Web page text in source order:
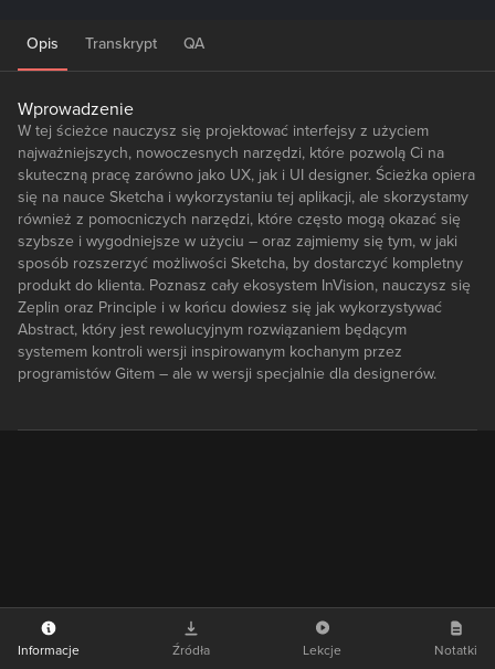
Opis Transkrypt QA
Wprowadzenie
W tej ścieżce nauczysz się projektować interfejsy z użyciem
najważniejszych, nowoczesnych narzędzi, które pozwolą Ci na
skuteczną pracę zarówno jako UX, jak i UI designer. Ścieżka opiera
się na nauce Sketcha i wykorzystaniu tej aplikacji, ale skorzystamy
również z pomocniczych narzędzi, które często mogą okazać się
szybsze i wygodniejsze w użyciu – oraz zajmiemy się tym, w jaki
sposób rozszerzyć możliwości Sketcha, by dostarczyć kompletny
produkt do klienta. Poznasz cały ekosystem InVision, nauczysz się
Zeplin oraz Principle i w końcu dowiesz się jak wykorzystywać
Abstract, który jest rewolucyjnym rozwiązaniem będącym
systemem kontroli wersji inspirowanym kochanym przez
programistów Gitem – ale w wersji specjalnie dla designerów.
Informacje Źródła Lekcje Notatki